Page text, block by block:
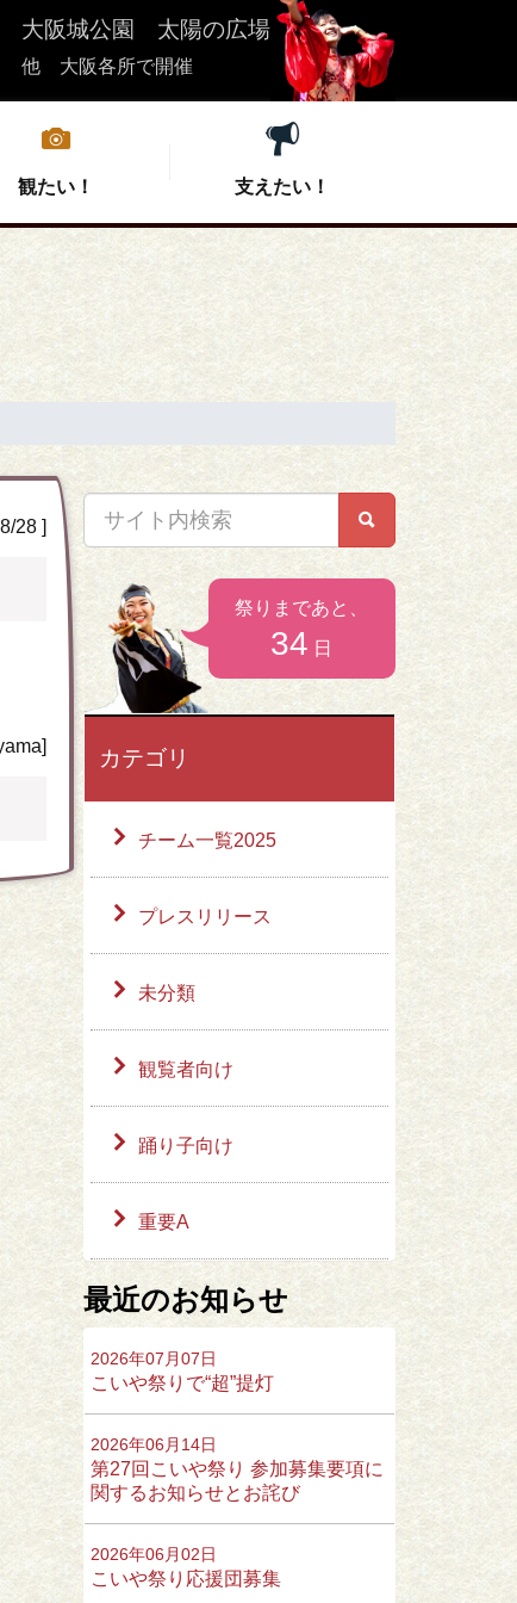
大阪城公園 太陽の広場
他 大阪各所で開催
実行委員会紹介
こいやの宿泊
観たい！
広場
中夜祭
お問い合わせ
支えたい！
こいや祭り応援団募集
28 ]
祭りまであと、
34 日
カテゴリ
チーム一覧2025
プレスリリース
未分類
観覧者向け
踊り子向け
重要A
最近のお知らせ
2026年07月07日
こいや祭りで“超”提灯
2026年06月14日
第27回こいや祭り 参加募集要項に
関するお知らせとお詫び
2026年06月02日
こいや祭り応援団募集